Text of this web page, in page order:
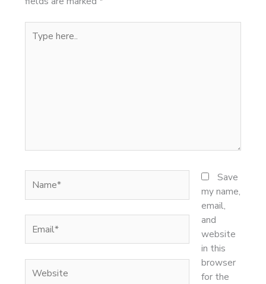
here..
Save
my name,
email,
and
website
in this
browser
for the